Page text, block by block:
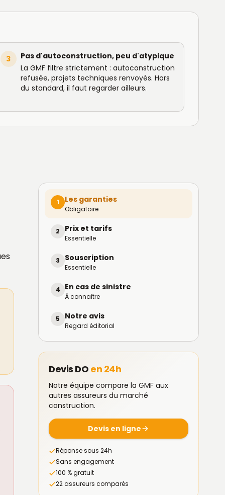
3
Pas d'autoconstruction, peu d'atypique
La GMF filtre strictement : autoconstruction
refusée, projets techniques renvoyés. Hors
du standard, il faut regarder ailleurs.
1 Les garanties
Obligatoire
2 Prix et tarifs
Essentielle
3 Souscription
Essentielle
4 En cas de sinistre
À connaître
5 Notre avis
Regard éditorial
Devis DO en 24h
Notre équipe compare la GMF aux
autres assureurs du marché
construction.
Devis en ligne
Réponse sous 24h
Sans engagement
100 % gratuit
22 assureurs comparés